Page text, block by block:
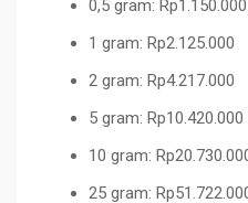
0,5 gram: Rp1.150.000
1 gram: Rp2.125.000
2 gram: Rp4.217.000
5 gram: Rp10.420.000
10 gram:
25 gram: